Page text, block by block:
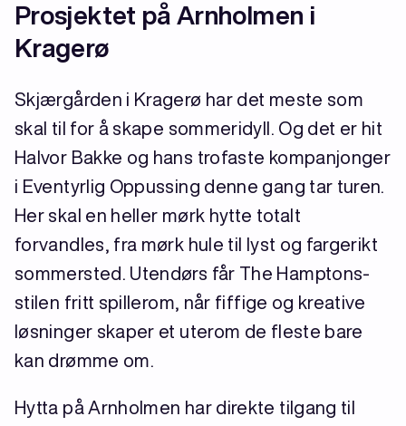
Prosjektet på Arnholmen i
Kragerø
Skjærgården i Kragerø har det meste som
skal til for å skape sommeridyll. Og det er hit
Halvor Bakke og hans trofaste kompanjonger
i Eventyrlig Oppussing denne gang tar turen.
Her skal en heller mørk hytte totalt
forvandles, fra mørk hule til lyst og fargerikt
sommersted. Utendørs får The Hamptons-
stilen fritt spillerom, når fiffige og kreative
løsninger skaper et uterom de fleste bare
kan drømme om.
Hytta på Arnholmen har direkte tilgang til